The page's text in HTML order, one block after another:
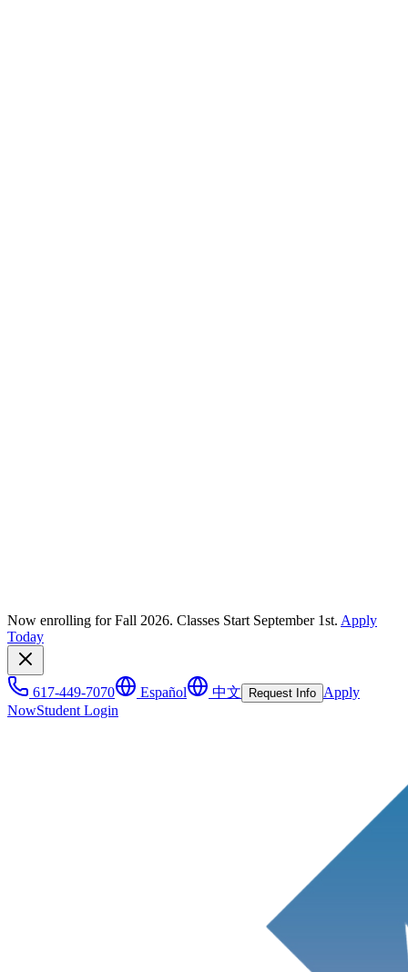
Now enrolling for Fall 2026. Classes Start September 1st. Apply
Today
617-449-7070 Español 中文 Request Info Apply
NowStudent Login